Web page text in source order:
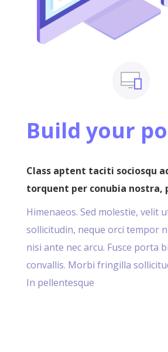
Build your
Class aptent taciti sociosqu
torquent per conubia nostra,
Himenaeos. Sed molestie, velit
sollicitudin, neque orci tempor
nisi ante nec arcu. Fusce porta
convallis. Morbi fringilla
In pellentesque